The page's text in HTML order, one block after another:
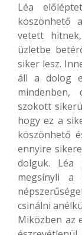
Léa
köszönhető
vetett
üzletbe
siker lesz.
áll a dolog
szokott
hogy ez a
köszönhető
ennyire
dolguk. Léa
megsínyli a
csinálni
Miközben az